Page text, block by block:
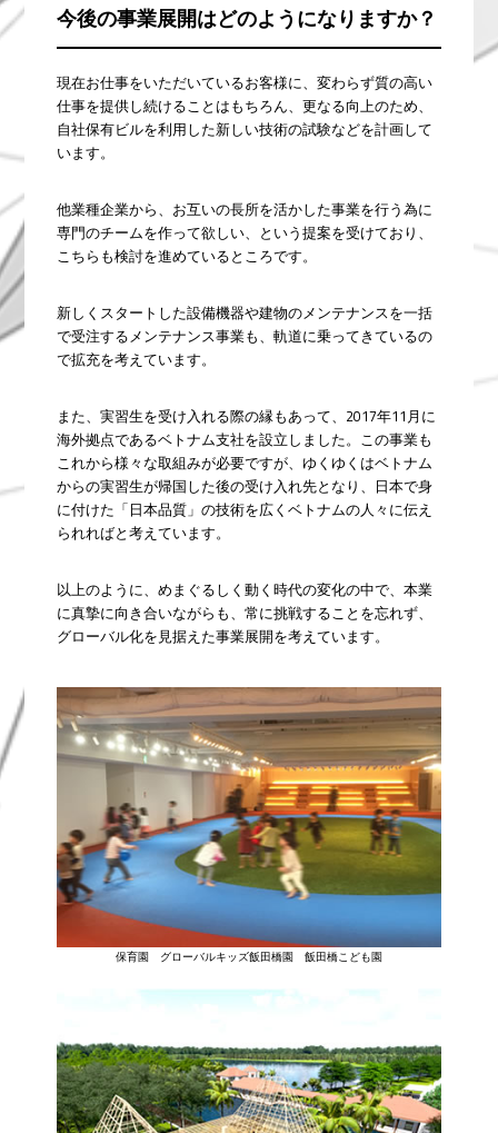
今後の事業展開はどのようになりますか？
現在お仕事をいただいているお客様に、変わらず質の高い
仕事を提供し続けることはもちろん、更なる向上のため、
自社保有ビルを利用した新しい技術の試験などを計画して
います。
他業種企業から、お互いの長所を活かした事業を行う為に
専門のチームを作って欲しい、という提案を受けており、
こちらも検討を進めているところです。
新しくスタートした設備機器や建物のメンテナンスを一括
で受注するメンテナンス事業も、軌道に乗ってきているの
で拡充を考えています。
また、実習生を受け入れる際の縁もあって、2017年11月に
海外拠点であるベトナム支社を設立しました。この事業も
これから様々な取組みが必要ですが、ゆくゆくはベトナム
からの実習生が帰国した後の受け入れ先となり、日本で身
に付けた「日本品質」の技術を広くベトナムの人々に伝え
られればと考えています。
以上のように、めまぐるしく動く時代の変化の中で、本業
に真摯に向き合いながらも、常に挑戦することを忘れず、
グローバル化を見据えた事業展開を考えています。
保育園 グローバルキッズ飯田橋園 飯田橋こども園